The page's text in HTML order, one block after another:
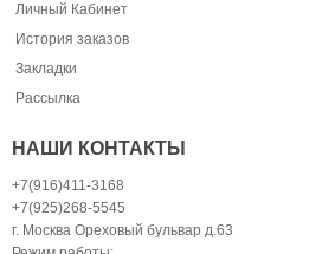
Личный Кабинет
История заказов
Закладки
Рассылка
НАШИ КОНТАКТЫ
+7(916)411-3168
+7(925)268-5545
г. Москва Ореховый бульвар д.63